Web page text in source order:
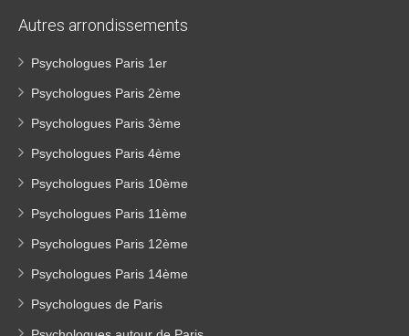
Autres arrondissements
Psychologues Paris 1er
Psychologues Paris 2ème
Psychologues Paris 3ème
Psychologues Paris 4ème
Psychologues Paris 10ème
Psychologues Paris 11ème
Psychologues Paris 12ème
Psychologues Paris 14ème
Psychologues de Paris